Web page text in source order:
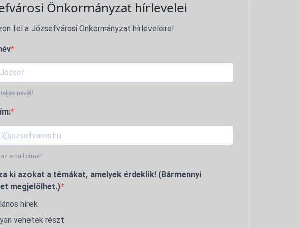
Önkormányzat hírlevelei
fel a Józsefvárosi Önkormányzat hírleveleire!
nevét!
email címét!
ki azokat a témákat, amelyek érdeklik! (Bármennyi
megjelölhet.)
hírek
vehetek részt